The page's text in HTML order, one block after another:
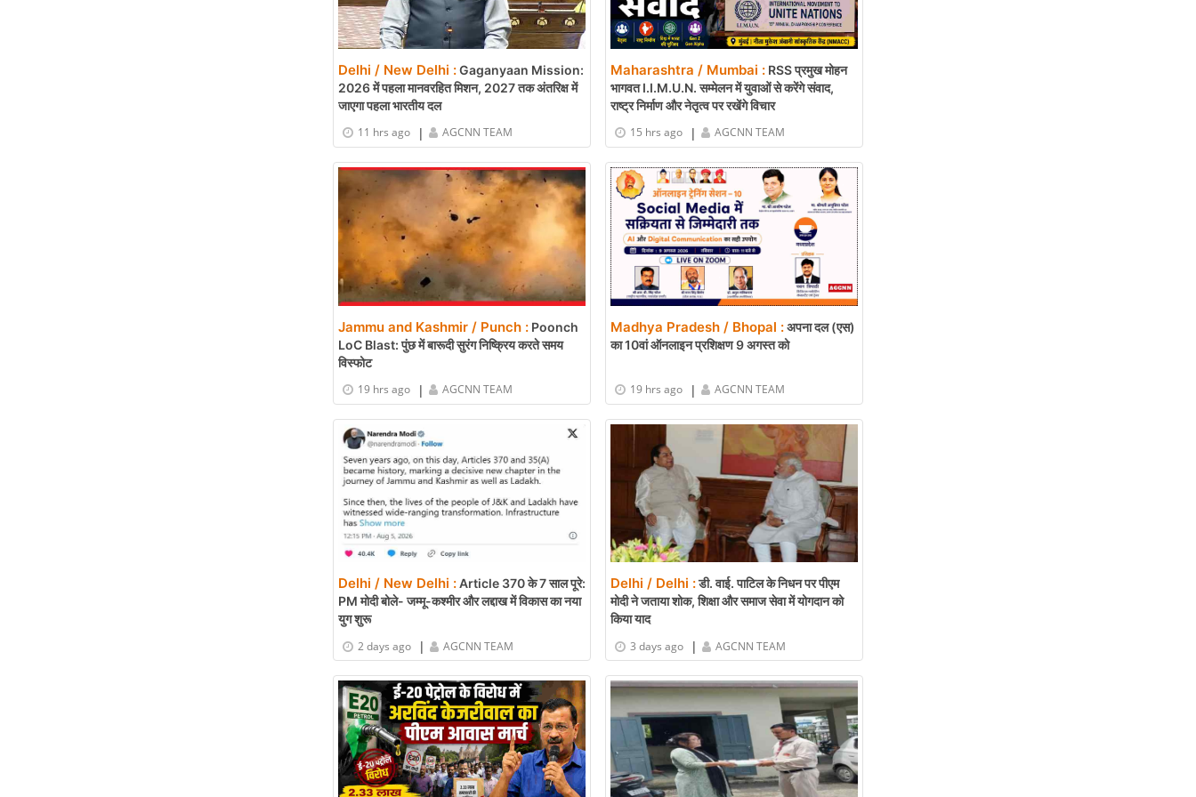
Delhi / New Delhi :Gaganyaan Mission:
2026 में पहला मानवरहित मिशन, 2027 तक अंतरिक्ष में
जाएगा पहला भारतीय दल
11 hrs ago
| AGCNN TEAM
Maharashtra / Mumbai : RSS प्रमुख मोहन
भागवत I.I.M.U.N. सम्मेलन में युवाओं से करेंगे संवाद,
राष्ट्र निर्माण और नेतृत्व पर रखेंगे विचार
15 hrs ago
| AGCNN TEAM
Jammu and Kashmir / Punch : Poonch
LoC Blast: पुंछ में बारूदी सुरंग निष्क्रिय करते समय
विस्फोट
19 hrs ago
| AGCNN TEAM
Madhya Pradesh / Bhopal :अपना दल (एस)
का 10वां ऑनलाइन प्रशिक्षण 9 अगस्त को
19 hrs ago | AGCNN TEAM
Delhi / New Delhi :Article 370 के 7 साल पूरे:
PM मोदी बोले- जम्मू-कश्मीर और लद्दाख में विकास का नया
युग शुरू
2 days ago
| AGCNN TEAM
Delhi / Delhi :डी. वाई. पाटिल के निधन पर पीएम
मोदी ने जताया शोक, शिक्षा और समाज सेवा में योगदान को
किया याद
3 days ago
| AGCNN TEAM